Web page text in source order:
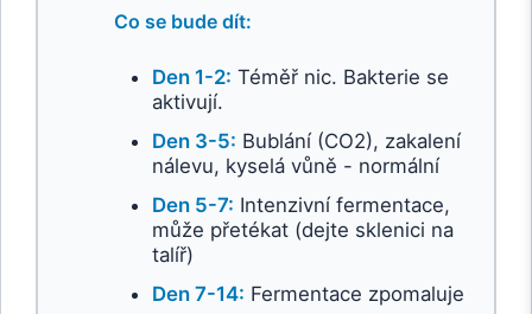
Co se bude dít:
Den 1-2: Téměř nic. Bakterie se
aktivují.
Den 3-5: Bublání (CO2), zakalení
nálevu, kyselá vůně - normální
Den 5-7: Intenzivní fermentace,
může přetékat (dejte sklenici na
talíř)
Den 7-14: Fermentace zpomaluje